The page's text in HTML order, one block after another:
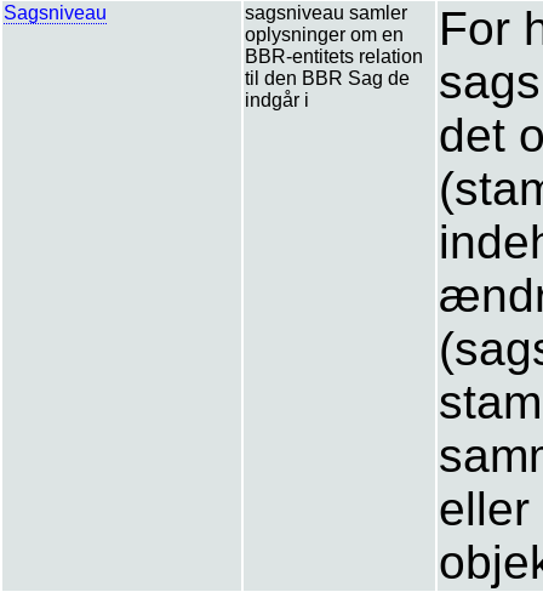
Sagsniveau
sagsniveau samler
oplysninger om en
BBR-entitets relation
til den BBR Sag de
indgår i
For
det